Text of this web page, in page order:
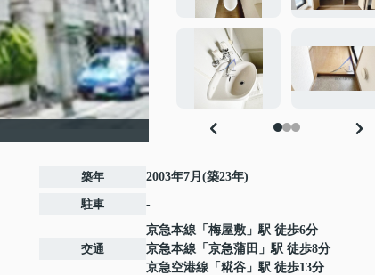
築年 2003年7月(築23年)
駐車 -
交通
京急本線 「 梅屋敷 」駅 徒歩6分
京急本線 「 京急蒲田 」駅 徒歩8分
京急空港線 「 糀谷 」駅 徒歩13分